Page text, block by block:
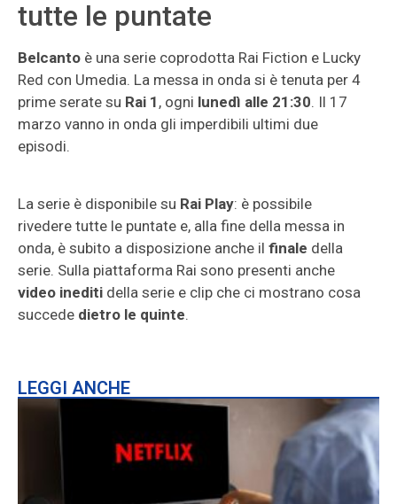
tutte le puntate
Belcanto è una serie coprodotta Rai Fiction e Lucky
Red con Umedia. La messa in onda si è tenuta per 4
prime serate su Rai 1 , ogni lunedì alle 21:30. Il 17
marzo vanno in onda gli imperdibili ultimi due
episodi.
La serie è disponibile su Rai Play: è possibile
rivedere tutte le puntate e, alla fine della messa in
onda, è subito a disposizione anche il finale della
serie. Sulla piattaforma Rai sono presenti anche
video inediti della serie e clip che ci mostrano cosa
succede dietro le quinte.
LEGGI ANCHE